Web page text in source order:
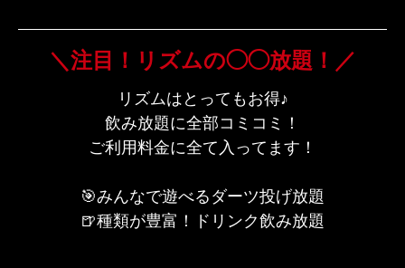
＼注目！リズムの◯◯放題！／
リズムはとってもお得♪
飲み放題に全部コミコミ！
ご利用料金に全て入ってます！
🎯みんなで遊べるダーツ投げ放題
🍺種類が豊富！ドリンク飲み放題